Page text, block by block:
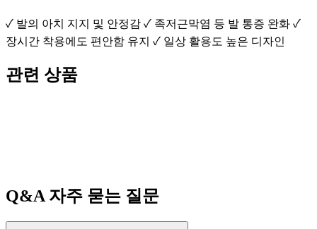
✓ 발의 아치 지지 및 안정감 ✓ 족저근막염 등 발 통증 완화 ✓
장시간 착용에도 편안함 유지 ✓ 일상 활용도 높은 디자인
관련 상품
Q&A 자주 묻는 질문